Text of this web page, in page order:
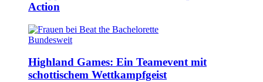
Action
Bundesweit
Highland Games: Ein Teamevent mit
schottischem Wettkampfgeist